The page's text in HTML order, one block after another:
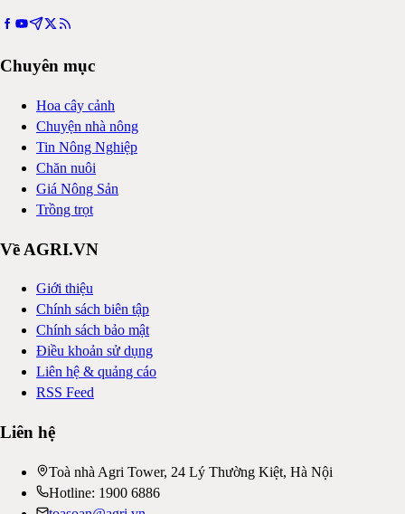
Chuyên mục
Hoa cây cảnh
Chuyện nhà nông
Tin Nông Nghiệp
Chăn nuôi
Giá Nông Sản
Trồng trọt
Về AGRI.VN
Giới thiệu
Chính sách biên tập
Chính sách bảo mật
Điều khoản sử dụng
Liên hệ & quảng cáo
RSS Feed
Liên hệ
Toà nhà Agri Tower, 24 Lý Thường Kiệt, Hà Nội
Hotline: 1900 6886